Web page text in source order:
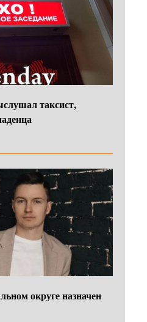
таксист,
округе назначен